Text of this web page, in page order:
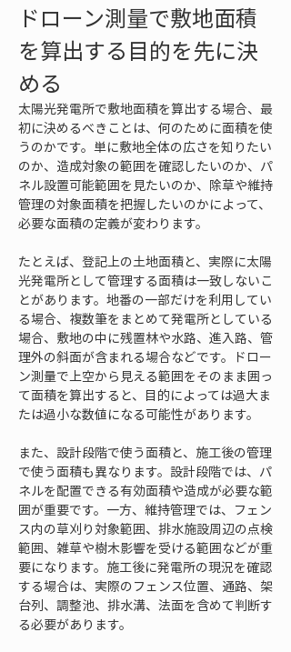
ドローン測量で敷地面積
を算出する目的を先に決
める
太陽光発電所で敷地面積を算出する場合、最
初に決めるべきことは、何のために面積を使
うのかです。単に敷地全体の広さを知りたい
のか、造成対象の範囲を確認したいのか、パ
ネル設置可能範囲を見たいのか、除草や維持
管理の対象面積を把握したいのかによって、
必要な面積の定義が変わります。
たとえば、登記上の土地面積と、実際に太陽
光発電所として管理する面積は一致しないこ
とがあります。地番の一部だけを利用してい
る場合、複数筆をまとめて発電所としている
場合、敷地の中に残置林や水路、進入路、管
理外の斜面が含まれる場合などです。ドロー
ン測量で上空から見える範囲をそのまま囲っ
て面積を算出すると、目的によっては過大ま
たは過小な数値になる可能性があります。
また、設計段階で使う面積と、施工後の管理
で使う面積も異なります。設計段階では、パ
ネルを配置できる有効面積や造成が必要な範
囲が重要です。一方、維持管理では、フェン
ス内の草刈り対象範囲、排水施設周辺の点検
範囲、雑草や樹木影響を受ける範囲などが重
要になります。施工後に発電所の現況を確認
する場合は、実際のフェンス位置、通路、架
台列、調整池、排水溝、法面を含めて判断す
る必要があります。